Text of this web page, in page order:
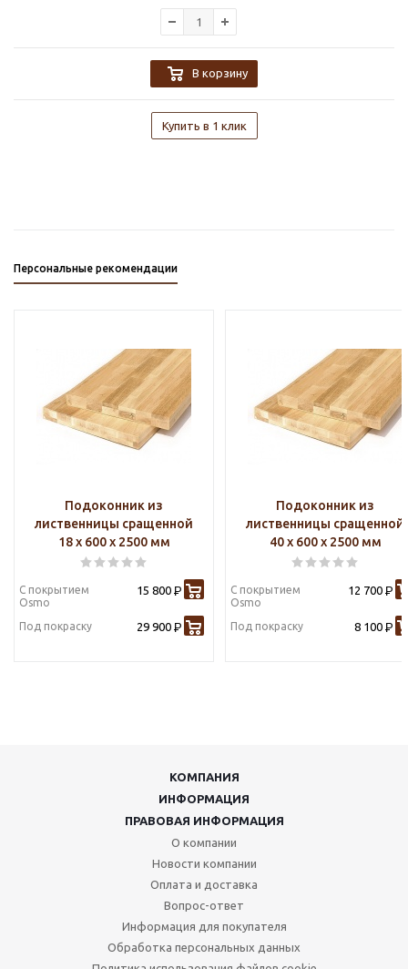
В корзину
Купить в 1 клик
Персональные рекомендации
Подоконник из
лиственницы сращенной
18 х 600 х 2500 мм
С покрытием
Osmo
15 800 Р
Под покраску 29 900 Р
Подоконник из
лиственницы сращенной
40 х 600 х 2500 мм
С покрытием
Osmo
12 700 Р
Под покраску 8 100 Р
КОМПАНИЯ
ИНФОРМАЦИЯ
ПРАВОВАЯ ИНФОРМАЦИЯ
О компании
Новости компании
Оплата и доставка
Вопрос-ответ
Информация для покупателя
Обработка персональных данных